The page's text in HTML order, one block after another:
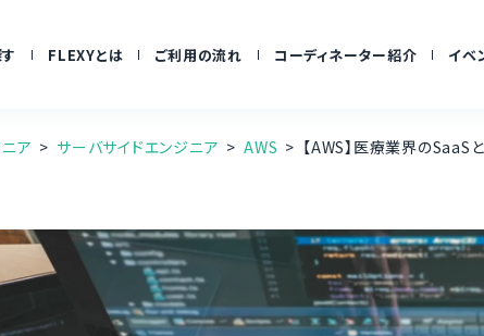
FLEXYとは ご利用の流れ コーディネーター紹介 イベ
ア サーバサイドエンジニア AWS 【AWS】医療業界のSaaS